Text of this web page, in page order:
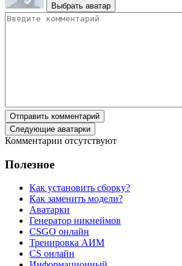
Выбрать аватар
Отправить комментарий
Следующие аватарки
Комментарии отсутствуют
Полезное
Как установить сборку?
Как заменить модели?
Аватарки
Генератор никнеймов
CSGO онлайн
Тренировка АИМ
CS онлайн